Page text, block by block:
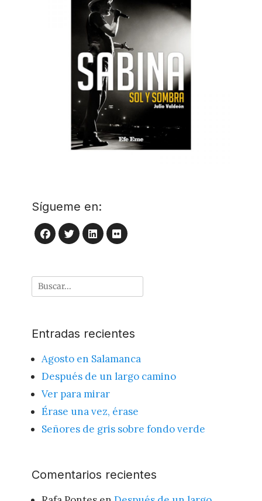
Sígueme en:
Facebook
Twitter
LinkedIn
Flickr
Buscar
Entradas recientes
Agosto en Salamanca
Después de un largo camino
Ver para mirar
Érase una vez, érase
Señores de gris sobre fondo verde
Comentarios recientes